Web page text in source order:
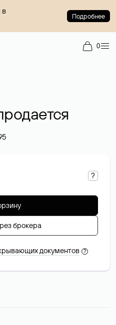
в
Подробнее
0
?
брокера
документов ?